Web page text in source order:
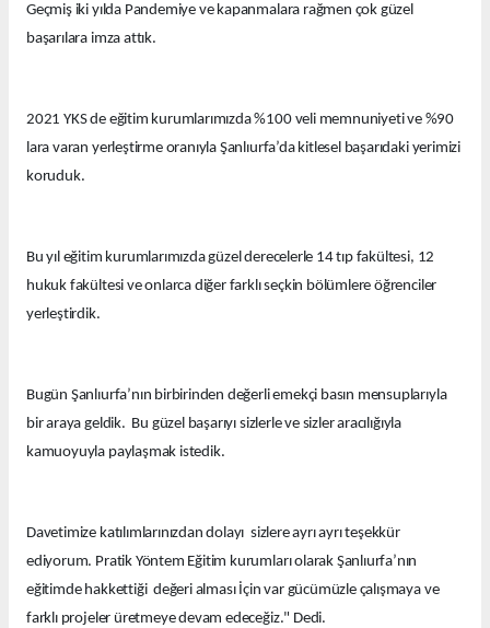
Geçmiş iki yılda Pandemiye ve kapanmalara rağmen çok güzel
başarılara imza attık.
2021 YKS de eğitim kurumlarımızda %100 veli memnuniyeti ve %90
lara varan yerleştirme oranıyla Şanlıurfa’da kitlesel başarıdaki yerimizi
koruduk.
Bu yıl eğitim kurumlarımızda güzel derecelerle 14 tıp fakültesi, 12
hukuk fakültesi ve onlarca diğer farklı seçkin bölümlere öğrenciler
yerleştirdik.
Bugün Şanlıurfa’nın birbirinden değerli emekçi basın mensuplarıyla
bir araya geldik. Bu güzel başarıyı sizlerle ve sizler aracılığıyla
kamuoyuyla paylaşmak istedik.
Davetimize katılımlarınızdan dolayı sizlere ayrı ayrı teşekkür
ediyorum. Pratik Yöntem Eğitim kurumları olarak Şanlıurfa’nın
eğitimde hakkettiği değeri alması İçin var gücümüzle çalışmaya ve
farklı projeler üretmeye devam edeceğiz." Dedi.